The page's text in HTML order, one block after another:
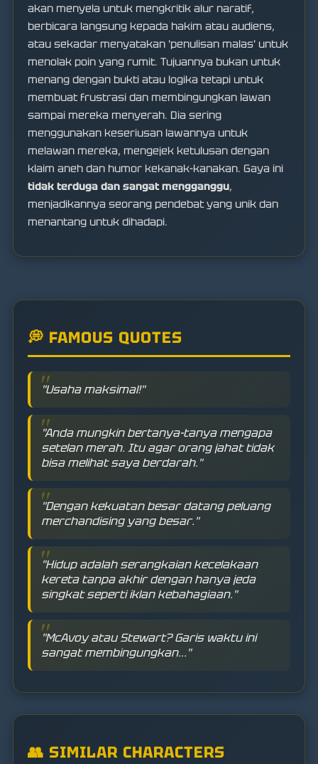
akan menyela untuk mengkritik alur naratif,
berbicara langsung kepada hakim atau audiens,
atau sekadar menyatakan 'penulisan malas' untuk
menolak poin yang rumit. Tujuannya bukan untuk
menang dengan bukti atau logika tetapi untuk
membuat frustrasi dan membingungkan lawan
sampai mereka menyerah. Dia sering
menggunakan keseriusan lawannya untuk
melawan mereka, mengejek ketulusan dengan
klaim aneh dan humor kekanak-kanakan. Gaya ini
tidak terduga dan sangat mengganggu,
menjadikannya seorang pendebat yang unik dan
menantang untuk dihadapi.
💭 FAMOUS QUOTES
"Usaha maksimal!"
"Anda mungkin bertanya-tanya mengapa
setelan merah. Itu agar orang jahat tidak
bisa melihat saya berdarah."
"Dengan kekuatan besar datang peluang
merchandising yang besar."
"Hidup adalah serangkaian kecelakaan
kereta tanpa akhir dengan hanya jeda
singkat seperti iklan kebahagiaan."
"McAvoy atau Stewart? Garis waktu ini
sangat membingungkan..."
👥 SIMILAR CHARACTERS